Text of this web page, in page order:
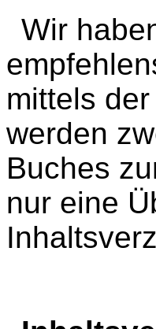
Wir
mittels
werden
Buches
nur eine